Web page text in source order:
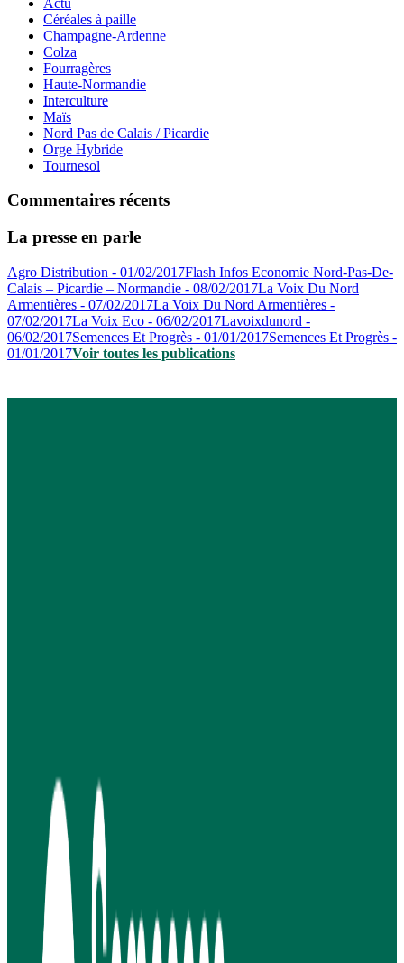
Céréales à paille
Champagne-Ardenne
Colza
Fourragères
Haute-Normandie
Interculture
Maïs
Nord Pas de Calais / Picardie
Orge Hybride
Tournesol
Commentaires récents
La presse en parle
Agro Distribution - 01/02/2017Flash Infos Economie Nord-Pas-De-
Calais – Picardie – Normandie - 08/02/2017La Voix Du Nord
Armentières - 07/02/2017La Voix Du Nord Armentières -
07/02/2017La Voix Eco - 06/02/2017Lavoixdunord -
06/02/2017Semences Et Progrès - 01/01/2017Semences Et Progrès -
01/01/2017Voir toutes les publications